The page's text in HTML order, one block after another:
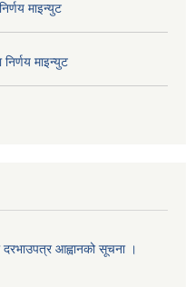
माइन्युट
माइन्युट
दरभाउपत्र आह्वानको सूचना ।